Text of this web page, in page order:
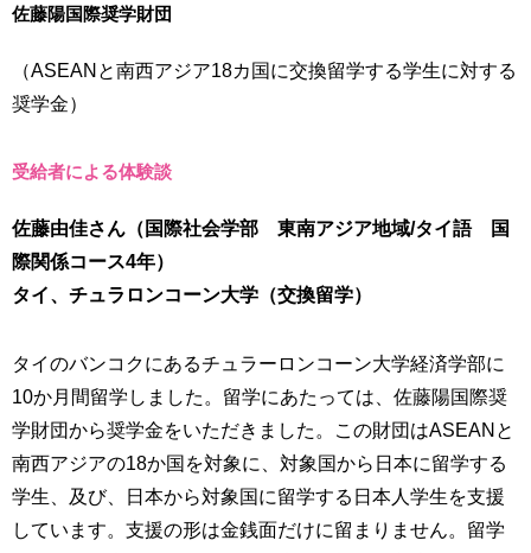
佐藤陽国際奨学財団
（ASEANと南西アジア18カ国に交換留学する学生に対する
奨学金）
受給者による体験談
佐藤由佳さん（国際社会学部 東南アジア地域/タイ語 国
際関係コース4年）
タイ、チュラロンコーン大学（交換留学）
タイのバンコクにあるチュラーロンコーン大学経済学部に
10か月間留学しました。留学にあたっては、佐藤陽国際奨
学財団から奨学金をいただきました。この財団はASEANと
南西アジアの18か国を対象に、対象国から日本に留学する
学生、及び、日本から対象国に留学する日本人学生を支援
しています。支援の形は金銭面だけに留まりません。留学